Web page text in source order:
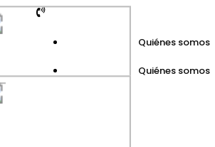
Quiénes somos
Quiénes somos